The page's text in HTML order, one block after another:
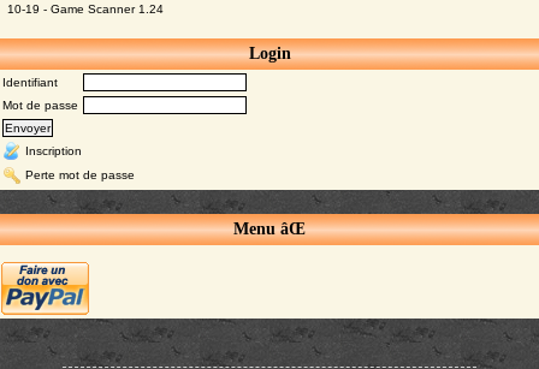
Menu âŒ
10-19 - Game Scanner 1.24
Login
Identifiant
Mot de passe
Inscription
Perte mot de passe